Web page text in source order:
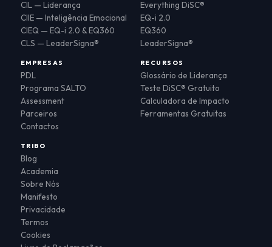
CIL — Liderança
CIIE — Inteligência Emocional
CIEQ — EQ-i 2.0 & EQ360
CLS — LeaderSigna®
Everything DiSC®
EQ-i 2.0
EQ360
LeaderSigna®
EMPRESAS
PDL
Programa SALTO
Assessment
Parceiros
Contactos
RECURSOS
Glossário de Liderança
Teste DiSC® Gratuito
Calculadora de Impacto
Ferramentas Gratuitas
TRIBO
Blog
Academia
Sobre Nós
Manifesto
Privacidade
Termos
Cookies